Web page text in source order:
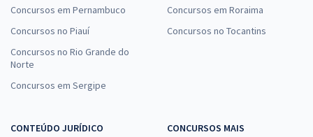
Concursos em Pernambuco
Concursos no Piauí
Concursos no Rio Grande do
Norte
Concursos em Sergipe
Concursos em Roraima
Concursos no Tocantins
CONTEÚDO JURÍDICO
CONCURSOS MAIS